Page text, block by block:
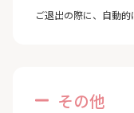
ご退出の際に、自動的
その他